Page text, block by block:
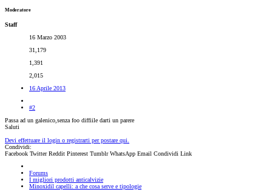
Moderatore
Staff
16 Marzo 2003
31,179
1,391
2,015
16 Aprile 2013
#2
Passa ad un galenico,senza foo diffiile darti un parere
Saluti
Devi effettuare il login o registrarti per postare qui.
Condividi:
Facebook Twitter Reddit Pinterest Tumblr WhatsApp Email Condividi Link
Forums
I migliori prodotti anticalvizie
Minoxidil capelli: a che cosa serve e tipologie